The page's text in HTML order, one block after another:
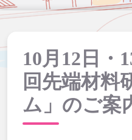
10月12日・
回先端材料
ム」のご案